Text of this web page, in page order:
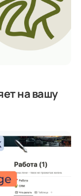
на вашу